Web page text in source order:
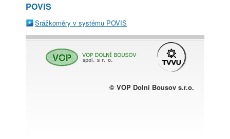
POVIS
Srážkoměry v systému POVIS
© VOP Dolní Bousov s.r.o.